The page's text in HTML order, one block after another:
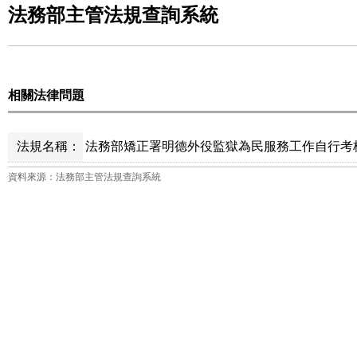
法務部主管法規查詢系統
相關法律問題
法規名稱： 法務部矯正署明德外役監獄為民服務工作自行
資料來源：法務部主管法規查詢系統